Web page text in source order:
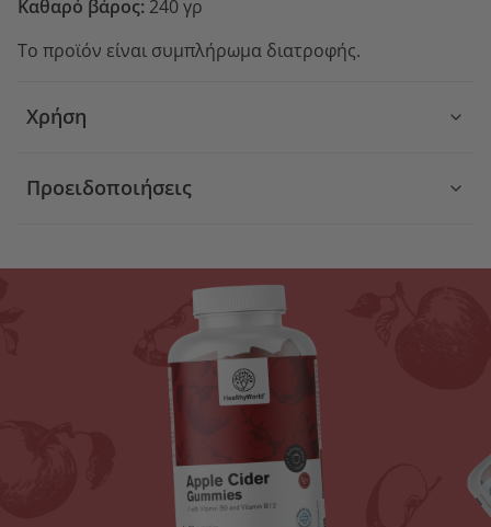
Καθαρό βάρος: 240 γρ
Το προϊόν είναι συμπλήρωμα διατροφής.
Χρήση
Προειδοποιήσεις